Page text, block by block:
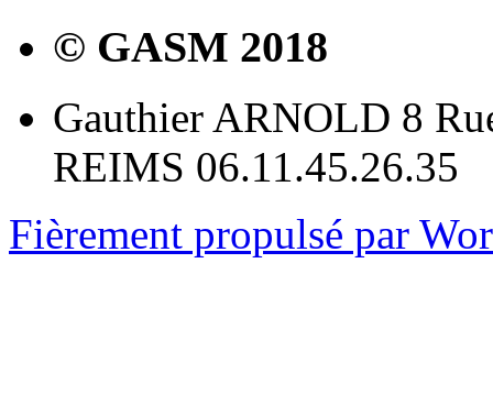
© GASM 2018
Gauthier ARNOLD 8
REIMS 06.11.45.26.35
Fièrement propulsé par